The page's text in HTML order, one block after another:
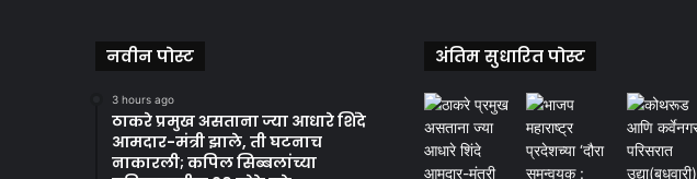
नवीन पोस्ट
3 hours ago
ठाकरे प्रमुख असताना ज्या आधारे शिंदे
आमदार-मंत्री झाले, ती घटनाच
नाकारली; कपिल सिब्बलांच्या
अंतिम सुधारित पोस्ट